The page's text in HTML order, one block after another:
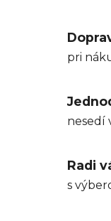
pri
nesedí
Radi
s